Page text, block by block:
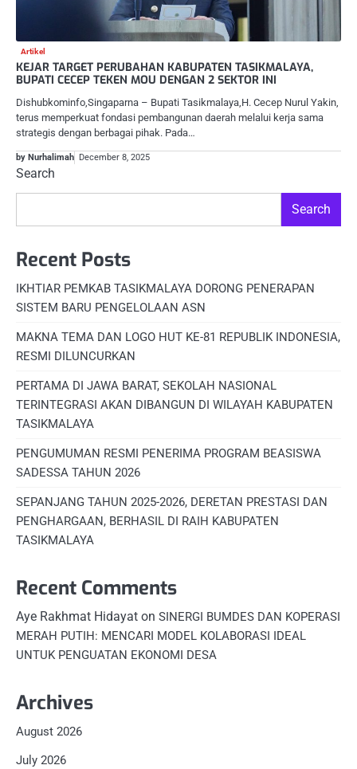
Artikel
KEJAR TARGET PERUBAHAN KABUPATEN TASIKMALAYA,
BUPATI CECEP TEKEN MOU DENGAN 2 SEKTOR INI
Dishubkominfo,Singaparna – Bupati Tasikmalaya,H. Cecep Nurul Yakin,
terus memperkuat fondasi pembangunan daerah melalui kerja sama
strategis dengan berbagai pihak. Pada…
by Nurhalimah December 8, 2025
Search
Search
Recent Posts
IKHTIAR PEMKAB TASIKMALAYA DORONG PENERAPAN
SISTEM BARU PENGELOLAAN ASN
MAKNA TEMA DAN LOGO HUT KE-81 REPUBLIK INDONESIA,
RESMI DILUNCURKAN
PERTAMA DI JAWA BARAT, SEKOLAH NASIONAL
TERINTEGRASI AKAN DIBANGUN DI WILAYAH KABUPATEN
TASIKMALAYA
PENGUMUMAN RESMI PENERIMA PROGRAM BEASISWA
SADESSA TAHUN 2026
SEPANJANG TAHUN 2025-2026, DERETAN PRESTASI DAN
PENGHARGAAN, BERHASIL DI RAIH KABUPATEN
TASIKMALAYA
Recent Comments
Aye Rakhmat Hidayat on SINERGI BUMDES DAN KOPERASI
MERAH PUTIH: MENCARI MODEL KOLABORASI IDEAL
UNTUK PENGUATAN EKONOMI DESA
Archives
August 2026
July 2026